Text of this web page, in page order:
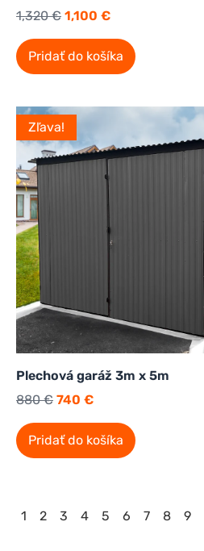
1,320€ 1,100 €
Pridať do košíka
Zľava!
Plechová garáž 3m x 5m
880€ 740 €
Pridať do košíka
1 2 3 4 5 6 7 8 9